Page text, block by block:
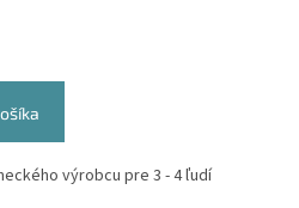
výrobcu pre 3 - 4 ľudí